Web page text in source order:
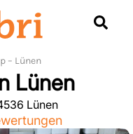
– Lünen
Lünen
Lünen